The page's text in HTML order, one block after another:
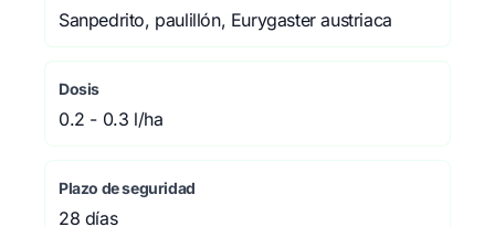
Sanpedrito, paulillón, Eurygaster austriaca
Dosis
0.2 - 0.3 l/ha
Plazo de seguridad
28 días